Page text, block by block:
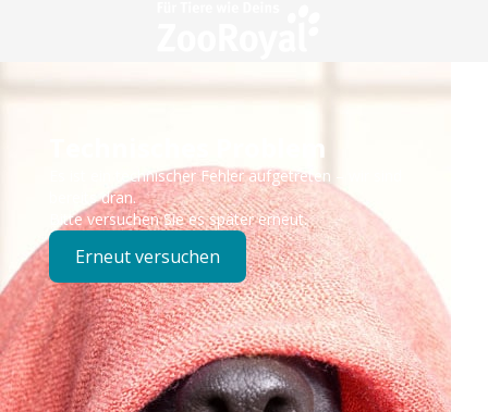
Technisches Problem
Es ist ein technischer Fehler aufgetreten – wir sind
bereits dran.
Bitte versuchen Sie es später erneut.
Erneut versuchen